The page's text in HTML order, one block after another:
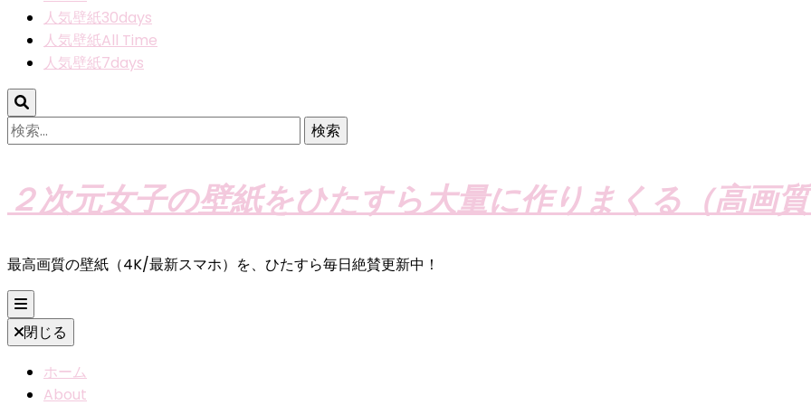
人気壁紙30days
人気壁紙All Time
人気壁紙7days
検
索:
２次元女子の壁紙をひたすら大量に作りまくる（高画
最高画質の壁紙（4K/最新スマホ）を、ひたすら毎日絶賛更新中！
閉じる
ホーム
About